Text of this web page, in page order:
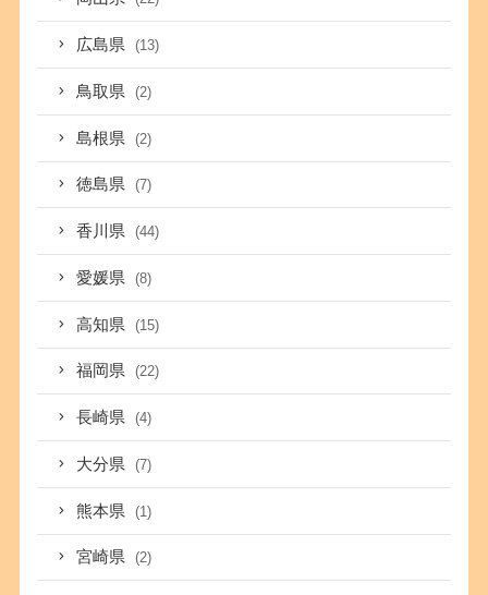
広島県 (13)
鳥取県 (2)
島根県 (2)
徳島県 (7)
香川県 (44)
愛媛県 (8)
高知県 (15)
福岡県 (22)
長崎県 (4)
大分県 (7)
熊本県 (1)
宮崎県 (2)